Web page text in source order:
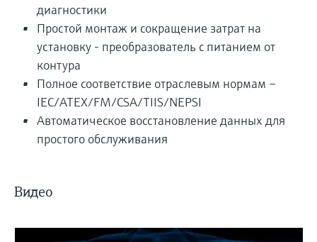
диагностики
Простой монтаж и сокращение затрат на
установку - преобразователь с питанием от
контура
Полное соответствие отраслевым нормам –
IEC/ATEX/FM/CSA/TIIS/NEPSI
Автоматическое восстановление данных для
простого обслуживания
Видео